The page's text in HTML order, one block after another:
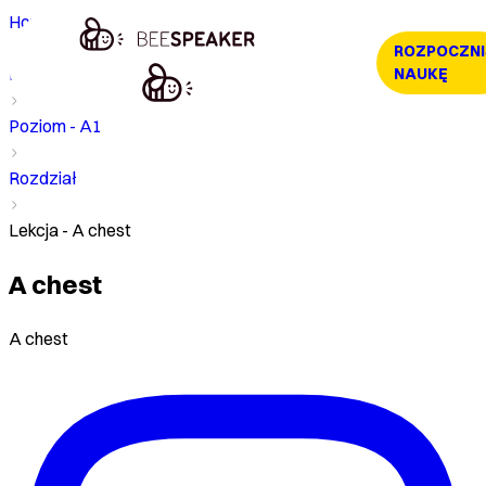
NAUKĘ
Home
Kurs
Poziom - A1
Rozdział
Lekcja - A chest
A chest
A chest